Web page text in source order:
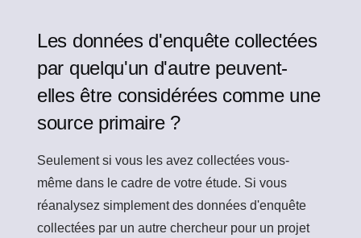
Les données d'enquête collectées
par quelqu'un d'autre peuvent-
elles être considérées comme une
source primaire ?
Seulement si vous les avez collectées vous-
même dans le cadre de votre étude. Si vous
réanalysez simplement des données d'enquête
collectées par un autre chercheur pour un projet